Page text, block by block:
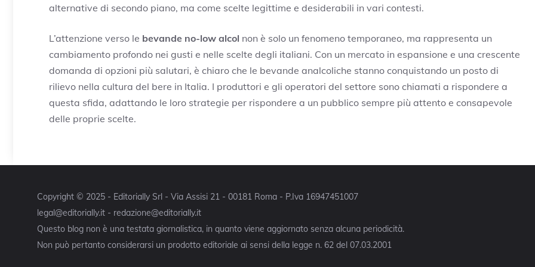
alternative di secondo piano, ma come scelte legittime e desiderabili in vari contesti.
L’attenzione verso le bevande no-low alcol non è solo un fenomeno temporaneo, ma rappresenta un
cambiamento profondo nei gusti e nelle scelte degli italiani. Con un mercato in espansione e una crescente
domanda di opzioni più salutari, è chiaro che le bevande analcoliche stanno conquistando un posto di
rilievo nella cultura del bere in Italia. I produttori e gli operatori del settore sono chiamati a rispondere a
questa sfida, adattando le loro strategie per rispondere a un pubblico sempre più attento e consapevole
delle proprie scelte.
Copyright © 2025 - Editorially Srl - Via Assisi 21 - 00181 Roma - P.Iva 16947451007
legal@editorially.it - redazione@editorially.it
Questo blog non è una testata giornalistica, in quanto viene aggiornato senza alcuna periodicità.
Non può pertanto considerarsi un prodotto editoriale ai sensi della legge n. 62 del 07.03.2001